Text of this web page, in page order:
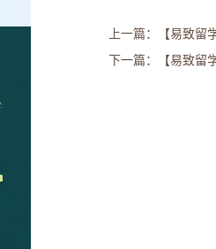
上一篇：【易致
下一篇：【易致留